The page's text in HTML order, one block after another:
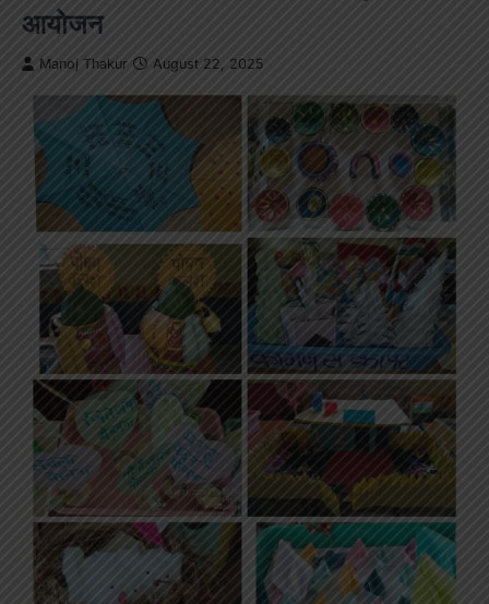
आयोजन
Manoj Thakur August 22, 2025